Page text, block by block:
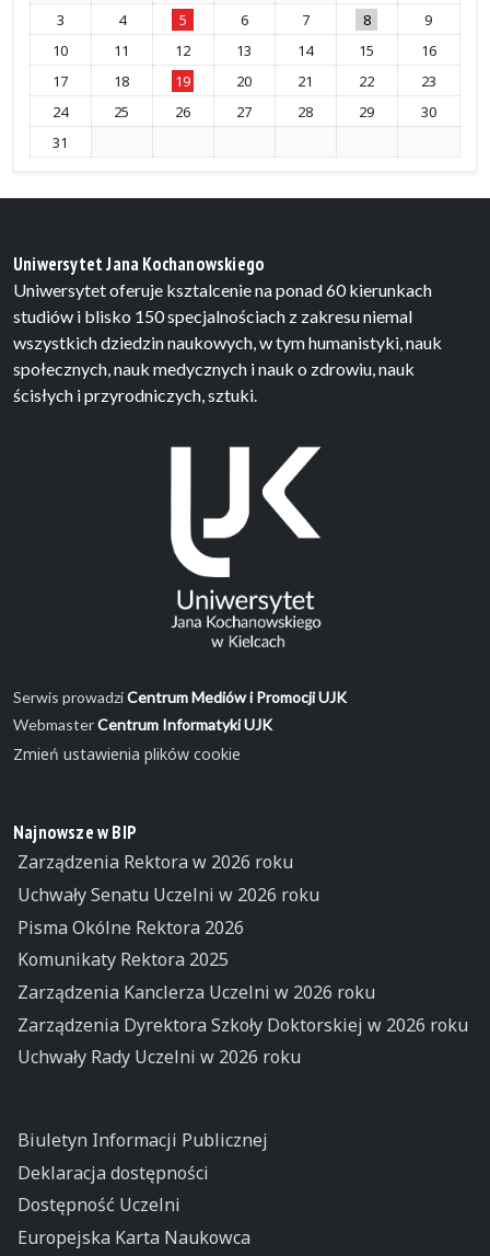
3
4 5 6 7 8
9
10
11 12 13 14 15
16
17
18 19 20 21 22
23
24
25 26 27 28 29
30
31
Uniwersytet Jana Kochanowskiego
Uniwersytet oferuje ksztalcenie na ponad 60 kierunkach
studiów i blisko 150 specjalnościach z zakresu niemal
wszystkich dziedzin naukowych, w tym humanistyki, nauk
społecznych, nauk medycznych i nauk o zdrowiu, nauk
ścisłych i przyrodniczych, sztuki.
Serwis prowadziCentrum Mediów i Promocji UJK
WebmasterCentrum Informatyki UJK
Zmień ustawienia plików cookie
Najnowsze w BIP
Zarządzenia Rektora w 2026 roku
Uchwały Senatu Uczelni w 2026 roku
Pisma Okólne Rektora 2026
Komunikaty Rektora 2025
Zarządzenia Kanclerza Uczelni w 2026 roku
Zarządzenia Dyrektora Szkoły Doktorskiej w 2026 roku
Uchwały Rady Uczelni w 2026 roku
Biuletyn Informacji Publicznej
Deklaracja dostępności
Dostępność Uczelni
Europejska Karta Naukowca